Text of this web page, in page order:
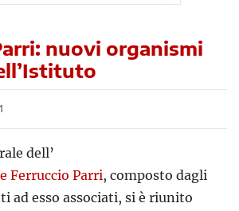
nuovi organismi
dell’
Ferruccio Parri, composto dagli
ad esso associati, si è riunito